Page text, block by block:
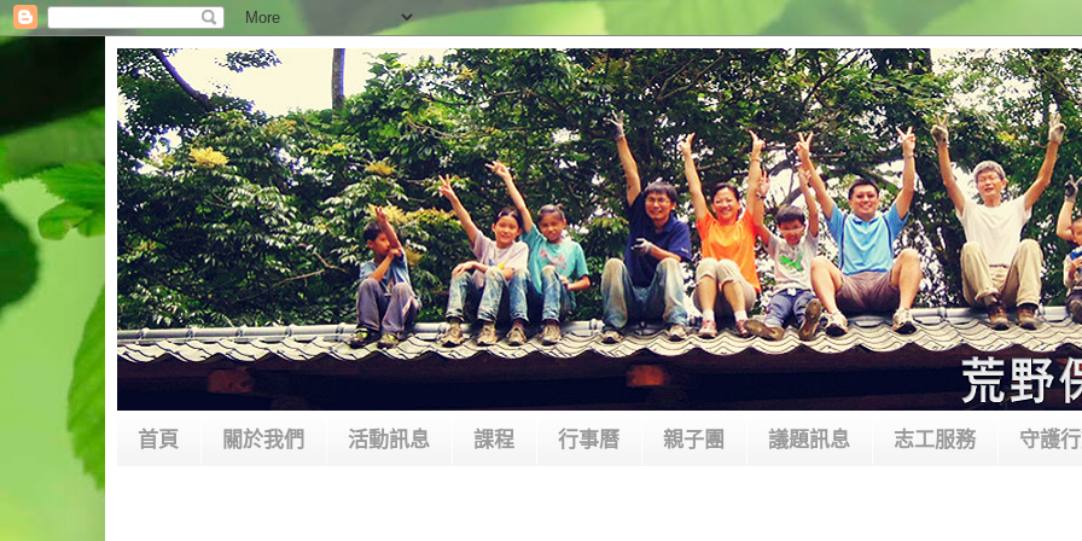
首頁 關於我們 活動訊息 課程 行事曆 親子團 議題訊息 志工服務 守護